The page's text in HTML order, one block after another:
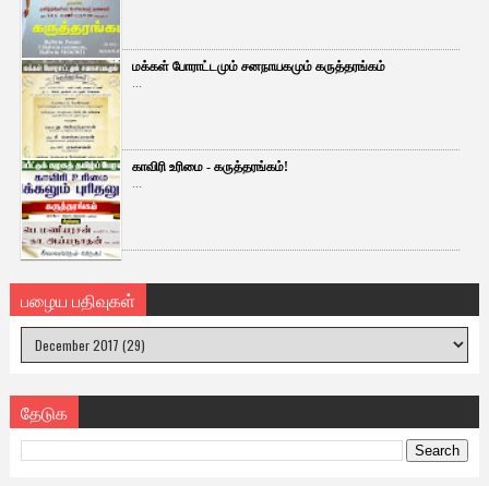
மக்கள் போராட்டமும் சனநாயகமும் கருத்தரங்கம்
...
காவிரி உரிமை - கருத்தரங்கம்!
...
பழைய பதிவுகள்
தேடுக